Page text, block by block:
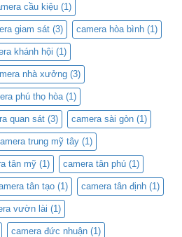
cầu kiệu (1)
giam sát (3) camera hòa bình (1)
khánh hội (1)
nhà xưởng (3)
phú thọ hòa (1)
quan sát (3) camera sài gòn (1)
trung mỹ tây (1)
tân mỹ (1) camera tân phú (1)
tân tạo (1) camera tân định (1)
vườn lài (1)
camera đức nhuận (1)